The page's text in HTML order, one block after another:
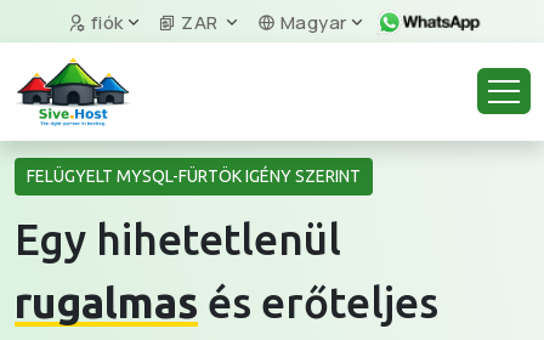
fiók ZAR Magyar
FELÜGYELT MYSQL-FÜRTÖK IGÉNY SZERINT
Egy hihetetlenül
rugalmas és erőteljes